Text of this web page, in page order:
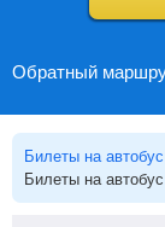
Обратный
Билеты на автобус
Билеты на